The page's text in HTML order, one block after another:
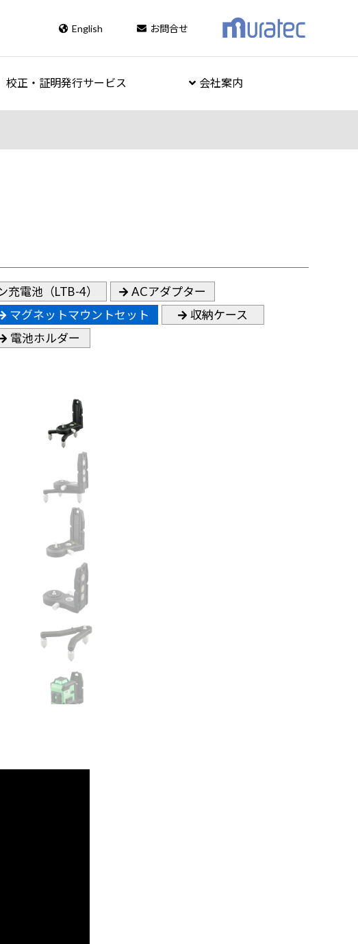
English お問合せ
校正・証明発行サービス 会社案内
充電池（LTB-4）
ACアダプター
マグネットマウントセット
収納ケース
電池ホルダー